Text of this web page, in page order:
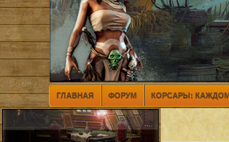
ГЛАВНАЯ ФОРУМ КОРСАРЫ: